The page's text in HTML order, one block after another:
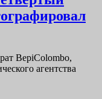
BepiColombo,
агентства